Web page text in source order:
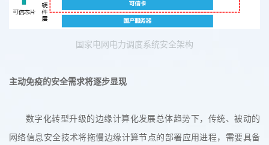
国家电网电力调度系统安全架构
主动免疫的安全需求将逐步显现
数字化转型升级的边缘计算化发展总体趋势下，传统、被动的
网络信息安全技术将拖慢边缘计算节点的部署应用进程，需要具备